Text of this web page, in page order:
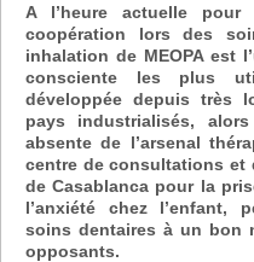
A l’heure actuelle
coopération lors des
inhalation de MEOPA est
consciente les plus
développée depuis très
pays industrialisés,
absente de l’arsenal
centre de consultations et
de Casablanca pour la
l’anxiété chez l’enfant,
soins dentaires à un bon
opposants.